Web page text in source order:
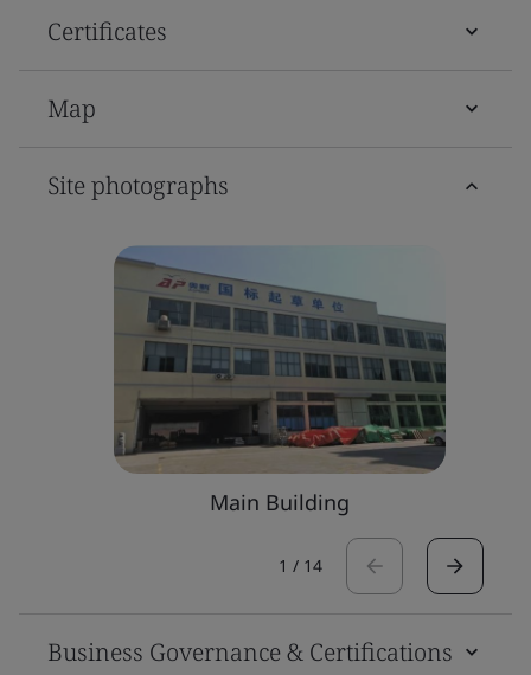
Certificates
Map
Site photographs
Main Building
1 / 14
Business Governance & Certifications